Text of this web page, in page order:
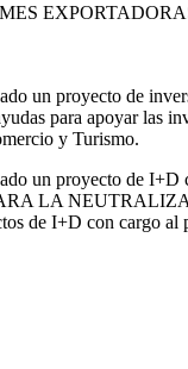
un proyecto de
para apoyar las
y Turismo.
un proyecto de
LA
de I+D con cargo